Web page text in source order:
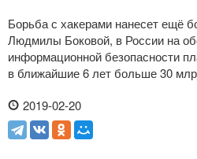
Борьба с хакерами нанесет ещё
Людмилы Боковой, в России на
информационной безопасности
в ближайшие 6 лет больше 30
2019-02-20